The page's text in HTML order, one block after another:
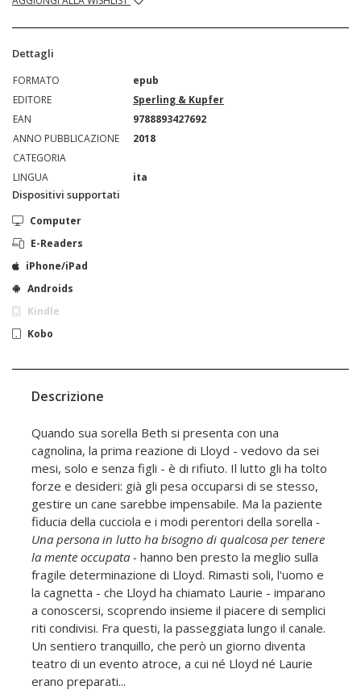
Dettagli
FORMATO
epub
EDITORE
Sperling & Kupfer
EAN
9788893427692
ANNO PUBBLICAZIONE
2018
CATEGORIA
LINGUA
ita
Dispositivi supportati
Computer
E-Readers
iPhone/iPad
Androids
Kindle
Kobo
Descrizione
Quando sua sorella Beth si presenta con una
cagnolina, la prima reazione di Lloyd - vedovo da sei
mesi, solo e senza figli - è di rifiuto. Il lutto gli ha tolto
forze e desideri: già gli pesa occuparsi di se stesso,
gestire un cane sarebbe impensabile. Ma la paziente
fiducia della cucciola e i modi perentori della sorella -
Una persona in lutto ha bisogno di qualcosa per tenere
la mente occupata - hanno ben presto la meglio sulla
fragile determinazione di Lloyd. Rimasti soli, l'uomo e
la cagnetta - che Lloyd ha chiamato Laurie - imparano
a conoscersi, scoprendo insieme il piacere di semplici
riti condivisi. Fra questi, la passeggiata lungo il canale.
Un sentiero tranquillo, che però un giorno diventa
teatro di un evento atroce, a cui né Lloyd né Laurie
erano preparati...